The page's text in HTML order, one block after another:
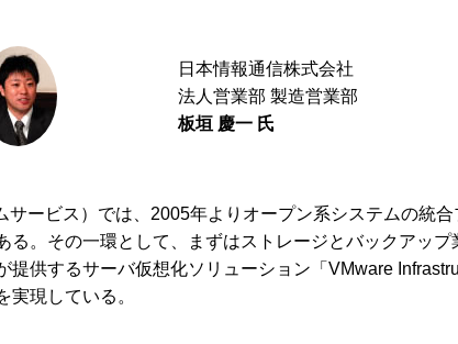
日本情報通信株式会社
法人営業部 製造営業部
板垣 慶一 氏
ービス）では、2005年よりオープン系システムの統
。その一環として、まずはストレージとバックアップ
供するサーバ仮想化ソリューション「VMware
現している。